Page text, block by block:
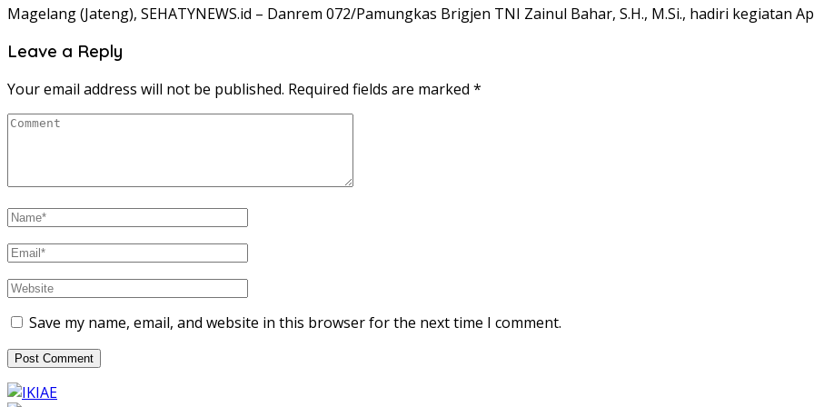
Magelang (Jateng), SEHATYNEWS.id – Danrem 072/Pamungkas Brigjen TNI Zainul Bahar, S.H., M.Si., hadiri kegiatan
Leave a Reply
Your email address will not be published. Required fields are marked *
Save my name, email, and website in this browser for the next time I comment.